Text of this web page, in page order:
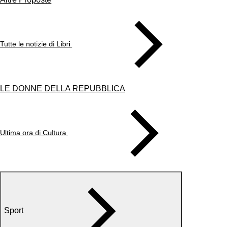
Tutte le notizie di Libri
LE DONNE DELLA REPUBBLICA
Ultima ora di Cultura
Sport